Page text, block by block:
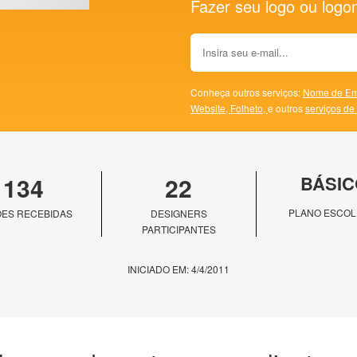
Fazer seu logo ou
Conheça outros serviços: Nome de
Website, Folheto, e outrosserviços
134
RECEBIDAS
22
DESIGNERS
PARTICIPANTES
PLANO
INICIADO EM: 4/4/2011